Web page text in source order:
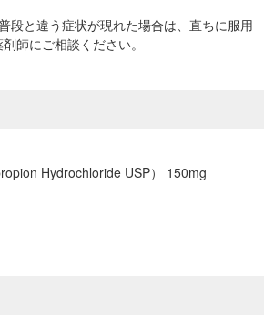
段と違う症状が現れた場合は、直ちに服用
師にご相談ください。
Hydrochloride USP） 150mg